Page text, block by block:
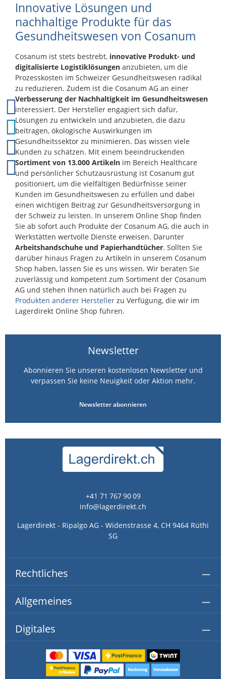
Produkteigenschaften Angenehm weich und flexibel
Hohe Griffsicherheit, besonders bei genoppter
Version Leicht, elastisch und langlebig Perfekte
Passform in fünf Grössen Die MultiFlex
Flexibilität und zuverlässigen Grip – eine ideale Wahl
für professionelle Anwendungen und präzise
Arbeiten.
vor Krankheitserregern, die über Blut oder andere
biologische Stoffe übertragen werden können.
Zudem bietet Nitril einen dreifach höheren Schutz
vor Mikrolöchern im Vergleich zu herkömmlichen
Latexhandschuhen. Damit sind die
Untersuchungshandschuhe Comfort die ideale Wahl
für alle, die latexfreie, sichere und zuverlässige
Schutzhandschuhe benötigen. Eine
Verpackungseinheit enthält 200 Handschuhe, bei
Grösse XL aufgrund der Stärke 180 Handschuhe.
Ihre Vorteile auf einen Blick Latexfrei und besonders
hautfreundlich. Hohe Strapazierfähigkeit für
anspruchsvolle Einsatzbereiche. Sehr guter Schutz
vor Chemikalien und Krankheitserregern. Dreifach
höherer Schutz vor Mikrolöchern im Vergleich zu
Latex. Puderfreie und unsterile Ausführung.
Erhältlich in mehreren Farben und Grössen. 1
Verpackungseinheit = 200 Handschuhe, bei XL 180
Handschuhe. Weitere Produkteigenschaften
Angenehmes Tragegefühl und gute Passform.
Elastisch und reissfest. Geeignet für medizinische
Bereiche, Pflege, Labor, Lebensmittel und Reinigung.
In den Farben Blau und Weiss verfügbar. In den
Grössen XS, S, M, L und XL erhältlich. Die
Untersuchungshandschuhe Nitril Comfort
überzeugen durch ihre hervorragende
Schutzwirkung, hohe Materialbeständigkeit und ihre
angenehme Handhabung – die perfekte Wahl für
professionelle, hygienische und sichere
Anwendungen.
Innovative Lösungen und
nachhaltige Produkte für das
Gesundheitswesen von Cosanum
Cosanum ist stets bestrebt, innovative Produkt- und
digitalisierte Logistiklösungen anzubieten, um die
Prozesskosten im Schweizer Gesundheitswesen radikal
zu reduzieren. Zudem ist die Cosanum AG an einer
Verbesserung der Nachhaltigkeit im Gesundheitswesen
interessiert. Der Hersteller engagiert sich dafür,
Lösungen zu entwickeln und anzubieten, die dazu
beitragen, ökologische Auswirkungen im
Gesundheitssektor zu minimieren. Das wissen viele
Kunden zu schätzen. Mit einem beeindruckenden
Sortiment von 13.000 Artikeln im Bereich Healthcare
und persönlicher Schutzausrüstung ist Cosanum gut
positioniert, um die vielfältigen Bedürfnisse seiner
Kunden im Gesundheitswesen zu erfüllen und dabei
einen wichtigen Beitrag zur Gesundheitsversorgung in
der Schweiz zu leisten. In unserem Online Shop finden
Sie ab sofort auch Produkte der Cosanum AG, die auch in
Werkstätten wertvolle Dienste erweisen. Darunter
Arbeitshandschuhe und Papierhandtücher. Sollten Sie
darüber hinaus Fragen zu Artikeln in unserem Cosanum
Shop haben, lassen Sie es uns wissen. Wir beraten Sie
zuverlässig und kompetent zum Sortiment der Cosanum
AG und stehen Ihnen natürlich auch bei Fragen zu
Produkten anderer Hersteller zu Verfügung, die wir im
Lagerdirekt Online Shop führen.
Newsletter
Abonnieren Sie unseren kostenlosen Newsletter und
verpassen Sie keine Neuigkeit oder Aktion mehr.
Newsletter abonnieren
+41 71 767 90 09
info@lagerdirekt.ch
Lagerdirekt - Ripalgo AG - Widenstrasse 4, CH 9464 Rüthi
SG
Rechtliches
Allgemeines
Digitales